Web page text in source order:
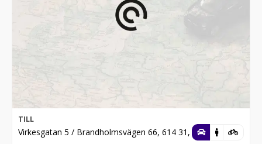
TILL
Virkesgatan 5 / Brandholmsvägen 66, 614 31, Söderköping